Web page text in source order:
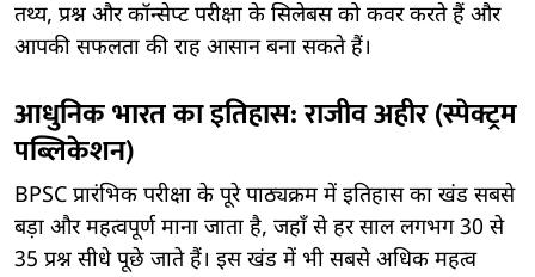
तथ्य, प्रश्न और कॉन्सेप्ट परीक्षा के सिलेबस को कवर करते हैं और
आपकी सफलता की राह आसान बना सकते हैं।
आधुनिक भारत का इतिहास: राजीव अहीर (स्पेक्ट्रम
पब्लिकेशन)
BPSC प्रारंभिक परीक्षा के पूरे पाठ्यक्रम में इतिहास का खंड सबसे
बड़ा और महत्वपूर्ण माना जाता है, जहाँ से हर साल लगभग 30 से
35 प्रश्न सीधे पूछे जाते हैं। इस खंड में भी सबसे अधिक महत्व